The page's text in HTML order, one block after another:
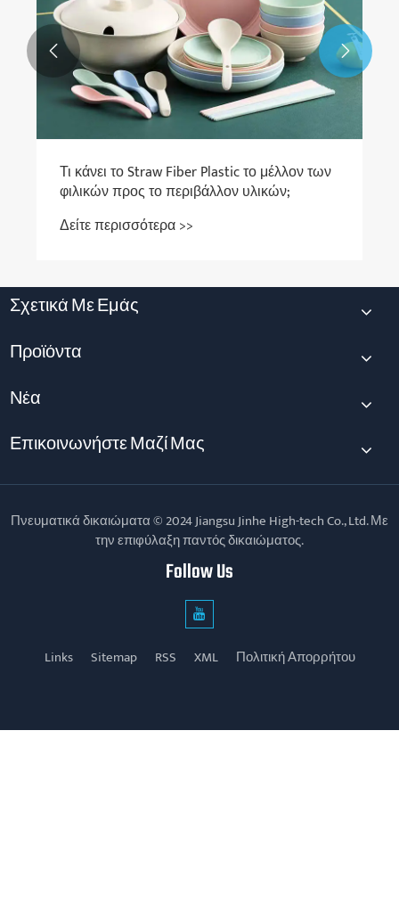
Τι κάνει το Straw Fiber Plastic το μέλλον των
φιλικών προς το περιβάλλον υλικών;
Δείτε περισσότερα >>
 
Σχετικά Με Εμάς
Προϊόντα
Νέα
Επικοινωνήστε Μαζί Μας
Πνευματικά δικαιώματα © 2024 Jiangsu Jinhe High-tech Co., Ltd. Με
την επιφύλαξη παντός δικαιώματος.
Follow Us
Links Sitemap RSS XML Πολιτική Απορρήτου